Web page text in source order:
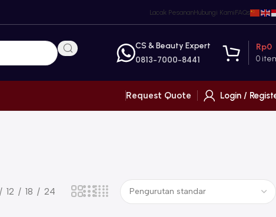
Lacak PesananHubungi KamiFAQs
CS & Beauty Expert
0813-7000-8441 0
Rp0
Request Quote Login /
12 18 24